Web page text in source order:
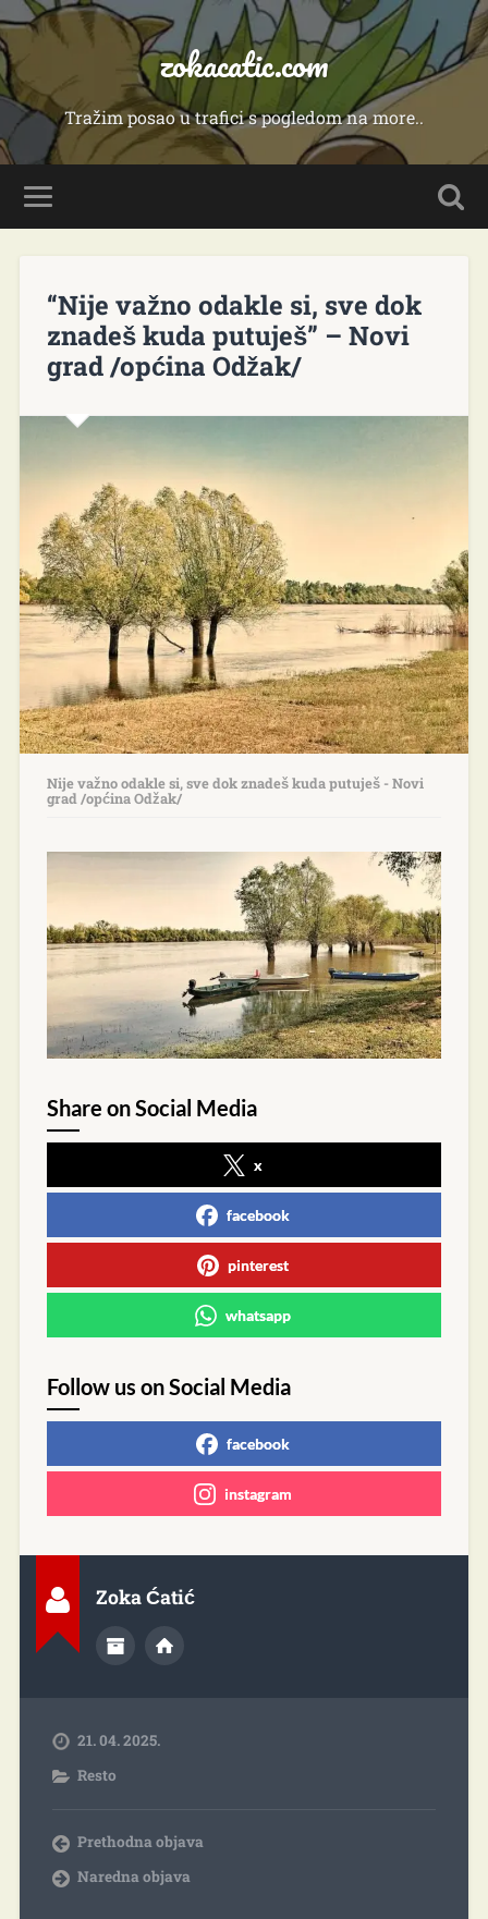
zokacatic.com
Tražim posao u trafici s pogledom na more..
“Nije važno odakle si, sve dok
znadeš kuda putuješ” – Novi
grad /općina Odžak/
Nije važno odakle si, sve dok znadeš kuda putuješ - Novi
grad /općina Odžak/
Share on Social Media
x
facebook
pinterest
whatsapp
Follow us on Social Media
facebook
instagram
Zoka Ćatić
21. 04. 2025.
Resto
Prethodna objava
Naredna objava